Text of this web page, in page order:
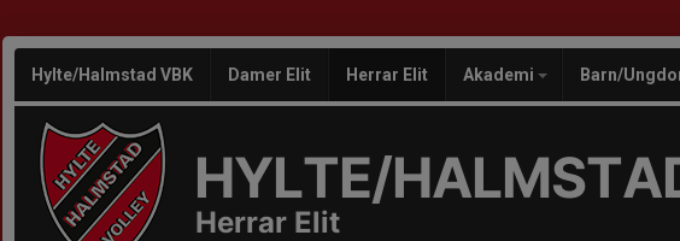
Hylte/Halmstad VBK Damer Elit Herrar Elit Akademi Barn/
HYLTE/
Herrar Elit